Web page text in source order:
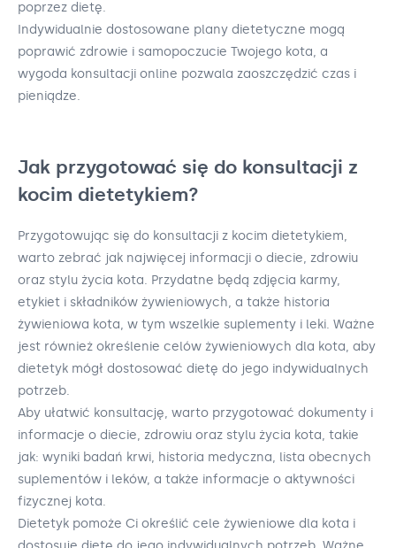
poprzez dietę.
Indywidualnie dostosowane plany dietetyczne mogą
poprawić zdrowie i samopoczucie Twojego kota, a
wygoda konsultacji online pozwala zaoszczędzić czas i
pieniądze.
Jak przygotować się do konsultacji z
kocim dietetykiem?
Przygotowując się do konsultacji z kocim dietetykiem,
warto zebrać jak najwięcej informacji o diecie, zdrowiu
oraz stylu życia kota. Przydatne będą zdjęcia karmy,
etykiet i składników żywieniowych, a także historia
żywieniowa kota, w tym wszelkie suplementy i leki. Ważne
jest również określenie celów żywieniowych dla kota, aby
dietetyk mógł dostosować dietę do jego indywidualnych
potrzeb.
Aby ułatwić konsultację, warto przygotować dokumenty i
informacje o diecie, zdrowiu oraz stylu życia kota, takie
jak: wyniki badań krwi, historia medyczna, lista obecnych
suplementów i leków, a także informacje o aktywności
fizycznej kota.
Dietetyk pomoże Ci określić cele żywieniowe dla kota i